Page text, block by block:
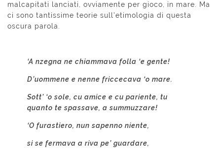
malcapitati lanciati, ovviamente per gioco, in mare. Ma
ci sono tantissime teorie sull’etimologia di questa
oscura parola.
‘A nzegna ne chiammava folla ‘e gente!
D’uommene e nenne friccecava ‘o mare.
Sott’ ‘o sole, cu amice e cu pariente, tu
quanto te spassave, a summuzzare!
‘O furastiero, nun sapenno niente,
si se fermava a riva pe’ guardare,